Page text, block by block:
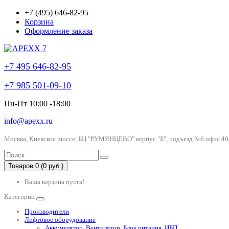
+7 (495) 646-82-95
Корзина
Оформление заказа
+7 495 646-82-95
+7 985 501-09-10
Пн-Пт 10:00 -18:00
info@apexx.ru
Москва, Киевское шоссе, БЦ "РУМЯНЦЕВО" корпус "Б", подъезд №6 офис
Товаров 0 (0 руб.)
Ваша корзина пуста!
Категории
Производители
Лифтовое оборудование